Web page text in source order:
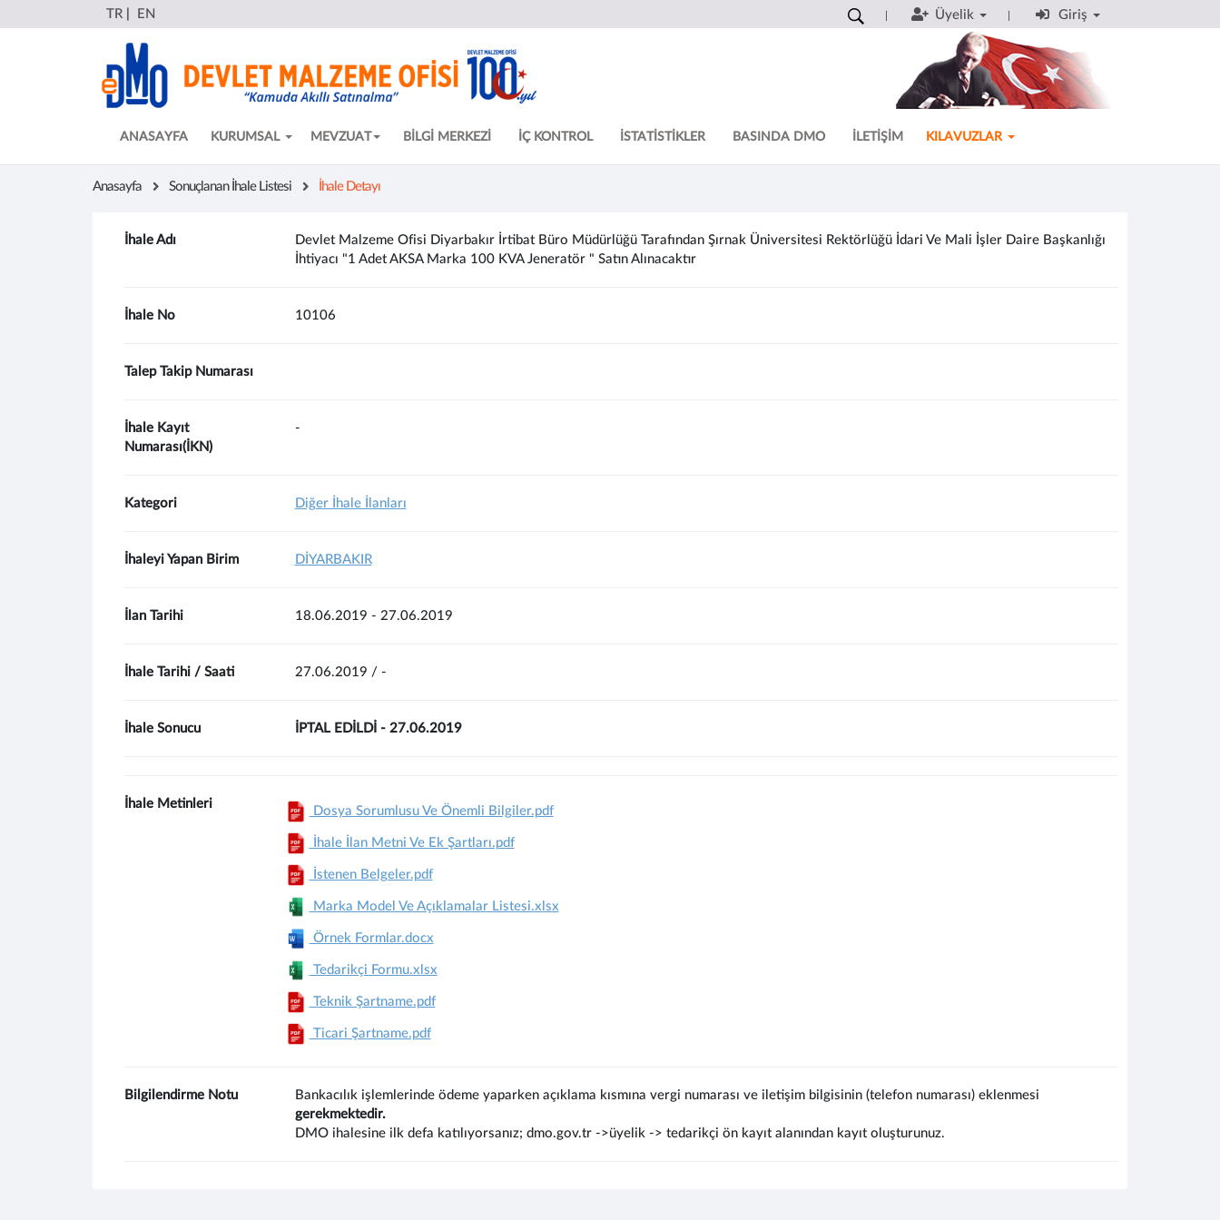
TR EN Üyelik Giriş
ANASAYFA KURUMSAL MEVZUAT BİLGİ MERKEZİ İÇ KONTROL İSTATİSTİKLER BASINDA DMO İLETİŞİM KILAVUZLAR
Anasayfa Sonuçlanan İhale Listesi İhale Detayı
İhale Adı
Devlet Malzeme Ofisi Diyarbakır İrtibat Büro Müdürlüğü Tarafından Şırnak Üniversitesi Rektörlüğü İdari Ve Mali İşler Daire Başkanlığı
İhtiyacı "1 Adet AKSA Marka 100 KVA Jeneratör " Satın Alınacaktır
İhale No 10106
Talep Takip Numarası
İhale Kayıt
Numarası(İKN)
-
Kategori Diğer İhale İlanları
İhaleyi Yapan Birim DİYARBAKIR
İlan Tarihi 18.06.2019 - 27.06.2019
İhale Tarihi / Saati 27.06.2019 / -
İhale Sonucu İPTAL EDİLDİ - 27.06.2019
İhale Metinleri
Dosya Sorumlusu Ve Önemli Bilgiler.pdf
İhale İlan Metni Ve Ek Şartları.pdf
İstenen Belgeler.pdf
Marka Model Ve Açıklamalar Listesi.xlsx
Örnek Formlar.docx
Tedarikçi Formu.xlsx
Teknik Şartname.pdf
Ticari Şartname.pdf
Bilgilendirme Notu
Bankacılık işlemlerinde ödeme yaparken açıklama kısmına vergi numarası ve iletişim bilgisinin (telefon numarası) eklenmesi
gerekmektedir.
DMO ihalesine ilk defa katılıyorsanız; dmo.gov.tr ->üyelik -> tedarikçi ön kayıt alanından kayıt oluşturunuz.